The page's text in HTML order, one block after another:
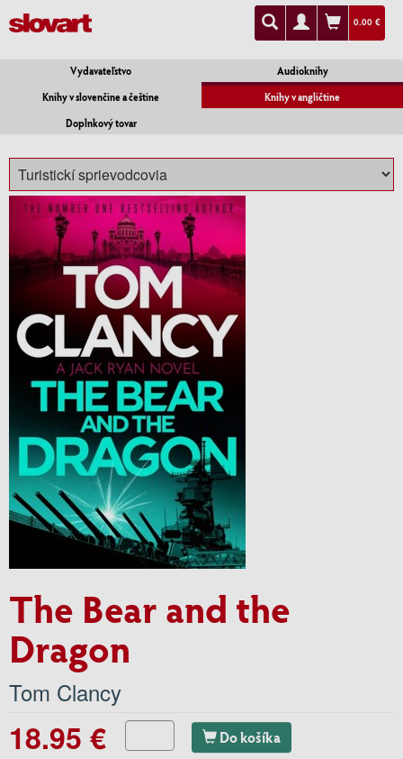
0.00 €
Vydavateľstvo
Audioknihy
Knihy v slovenčine a češtine
Knihy v angličtine
Doplnkový tovar
The Bear and the
Dragon
Tom Clancy
18.95 € Do košíka